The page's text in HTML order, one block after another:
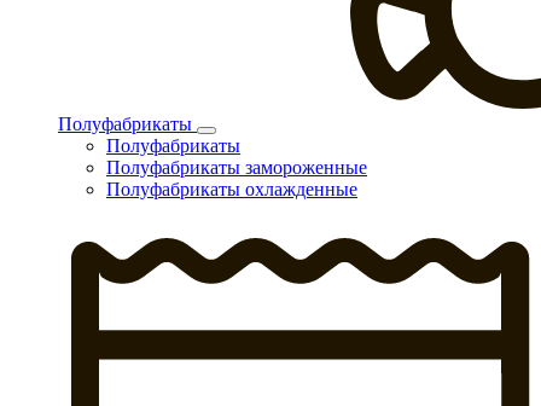
Полуфабрикаты
Полуфабрикаты
Полуфабрикаты замороженные
Полуфабрикаты охлажденные